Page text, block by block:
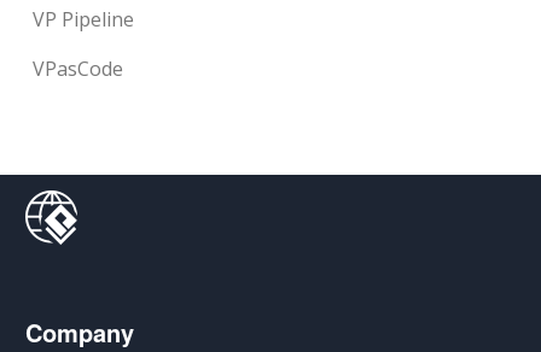
VP Pipeline
VPasCode
Company